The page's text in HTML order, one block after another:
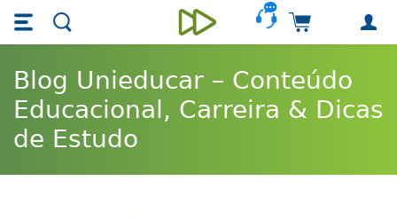
Skip main navigation
Skip to main content
Unieducar
Carrinho de
Blog Unieducar – Conteúdo
Educacional, Carreira & Dicas
de Estudo